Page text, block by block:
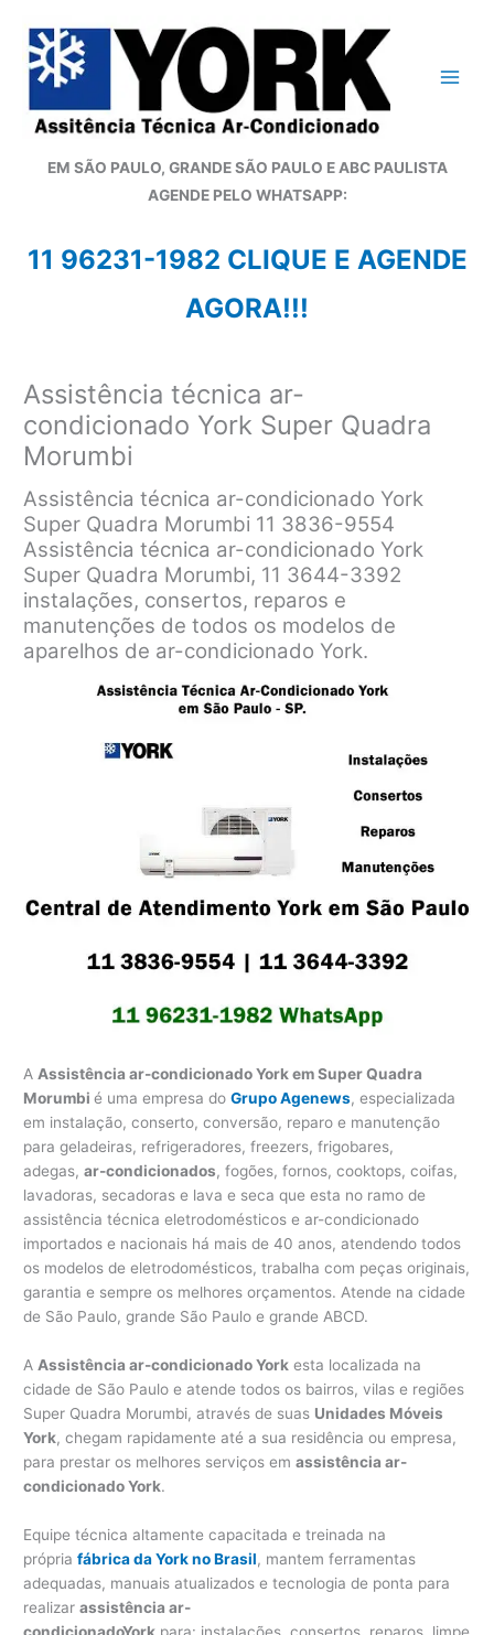
para
conteúdo
EM SÃO PAULO, GRANDE SÃO PAULO E ABC PAULISTA
AGENDE PELO WHATSAPP:
11 96231-1982 CLIQUE E AGENDE
AGORA!!!
Assistência técnica ar-
condicionado York Super Quadra
Morumbi
Assistência técnica ar-condicionado York
Super Quadra Morumbi 11 3836-9554
Assistência técnica ar-condicionado York
Super Quadra Morumbi, 11 3644-3392
instalações, consertos, reparos e
manutenções de todos os modelos de
aparelhos de ar-condicionado York.
A Assistência ar-condicionado York em Super Quadra
Morumbié uma empresa doGrupo Agenews, especializada
em instalação, conserto, conversão, reparo e manutenção
para geladeiras, refrigeradores, freezers, frigobares,
adegas,ar-condicionados, fogões, fornos, cooktops, coifas,
lavadoras, secadoras e lava e seca que esta no ramo de
assistência técnica eletrodomésticos e ar-condicionado
importados e nacionais há mais de 40 anos, atendendo todos
os modelos de eletrodomésticos, trabalha com peças originais,
garantia e sempre os melhores orçamentos. Atende na cidade
de São Paulo, grande São Paulo e grande ABCD.
A Assistência ar-condicionado York esta localizada na
cidade de São Paulo e atende todos os bairros, vilas e regiões
Super Quadra Morumbi, através de suas Unidades Móveis
York, chegam rapidamente até a sua residência ou empresa,
para prestar os melhores serviços emassistência ar-
condicionado York.
Equipe técnica altamente capacitada e treinada na
própriafábrica da York no Brasil, mantem ferramentas
adequadas, manuais atualizados e tecnologia de ponta para
realizarassistência ar-
condicionadoYork para: instalações, consertos, reparos, limpe